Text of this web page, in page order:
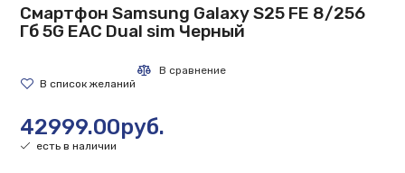
Смартфон Samsung Galaxy S25 FE 8/256
Гб 5G EAC Dual sim Черный
42999.00руб.
есть в наличии